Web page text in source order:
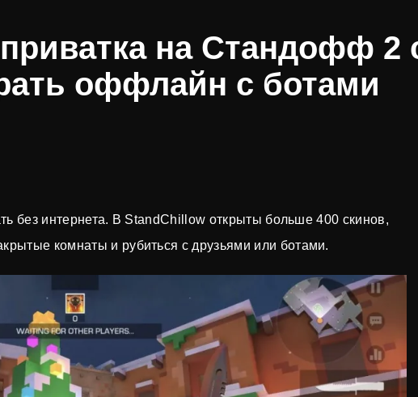
на Стандофф 2
оффлайн с ботами
без интернета. В StandChillow открыты больше 400 скинов,
комнаты и рубиться с друзьями или ботами.